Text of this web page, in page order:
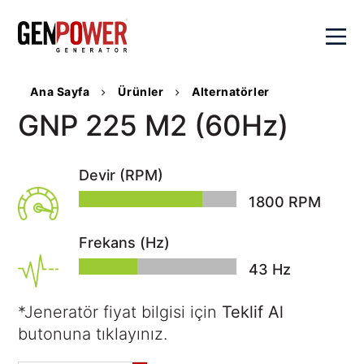
Kurumsal
Genpower
Hakkında
Sayılarla
Genpower
Kalite
Politikamız
Sosyal
Sorumluluk
Kariyer
Ürünler
Dizel
Jeneratörler
Portatif
Jeneratörler
Kaynak
Jeneratörleri
Su
Çözümlerimiz
Hibrit
Çözümler
Sistemler
Veri
Merkezi
Satış
Aktüel
SSS
Ana Sayfa Ürünler Alternatörler
GNP 225 M2 (60Hz)
Devir (RPM)
1800 RPM
Frekans (Hz)
44 Hz
*Jeneratör fiyat bilgisi için Teklif Al
butonuna tıklayınız.